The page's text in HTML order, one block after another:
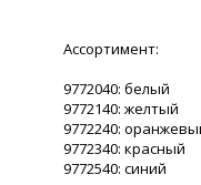
Ассортимент:
9772040: белый
9772140: желтый
9772240:
9772340: красный
9772540: синий